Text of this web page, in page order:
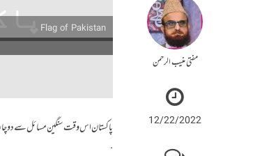
مفتی منیب الرحمن
12/22/2022
Flag of Pakistan
پاکستان اس وقت سنگین مسائل سے
.